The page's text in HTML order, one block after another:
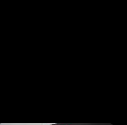
Obraz znajdujący się w
należy do